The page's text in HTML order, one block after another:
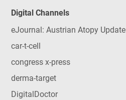
Digital Channels
eJournal: Austrian Atopy Update
car-t-cell
congress x-press
derma-target
DigitalDoctor